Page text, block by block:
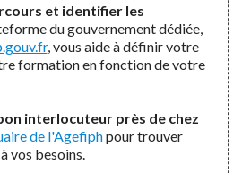
et identifier les
du gouvernement dédiée,
, vous aide à définir votre
formation en fonction de votre
interlocuteur près de chez
de l'Agefiphpour trouver
vos besoins.